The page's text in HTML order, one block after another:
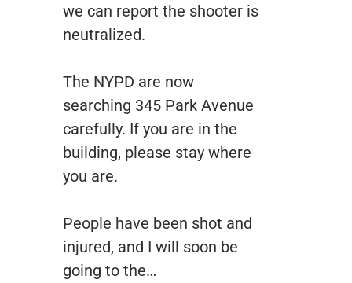
we can report the shooter is
neutralized.
The NYPD are now
searching 345 Park Avenue
carefully. If you are in the
building, please stay where
you are.
People have been shot and
injured, and I will soon be
going to the…